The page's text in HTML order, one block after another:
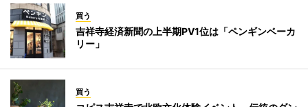
買う
吉祥寺経済新聞の上半期PV1位は「ペンギンベーカ
リー」
買う